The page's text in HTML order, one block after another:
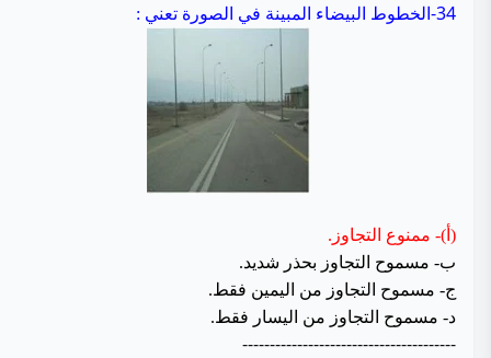
34- الخطوط البيضاء المبينة في الصورة تعني :
(أ)- ممنوع التجاوز.
ب- مسموح التجاوز بحذر شديد.
ج- مسموح التجاوز من اليمين فقط.
د- مسموح التجاوز من اليسار فقط.
---------------------------------------